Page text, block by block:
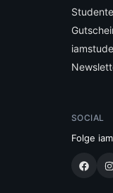
SOCIAL
Folge